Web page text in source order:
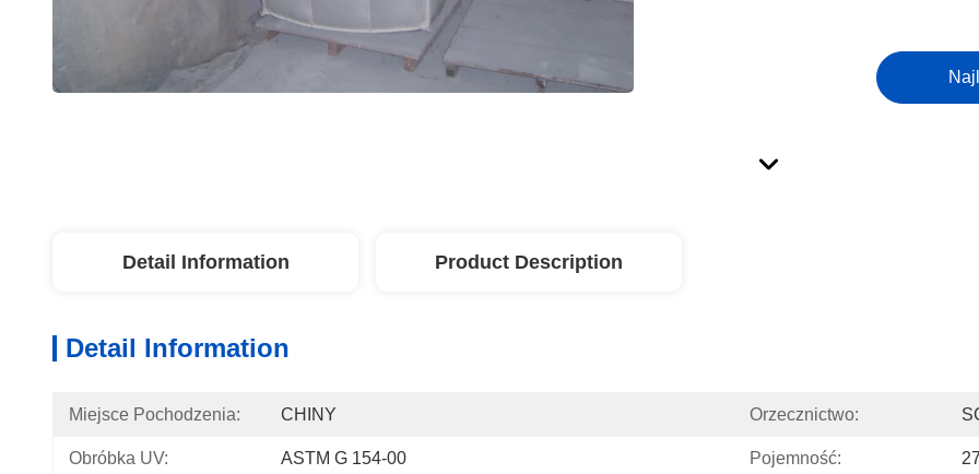
Detail Information Product Description
Detail Information
Miejsce Pochodzenia: CHINY Orzecznictwo:
Obróbka UV: ASTM G 154-00 Pojemność: